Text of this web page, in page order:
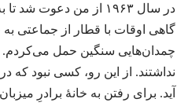
در سال ۱۹۶۳ از من
گاهی اوقات با قطار از جماعتی
چمدان‌هایی سنگین حمل می‌کردم.‏
نداشتند.‏ از این رو،‏ کسی نبود که
آید.‏ برای رفتن به خانهٔ برادرِ